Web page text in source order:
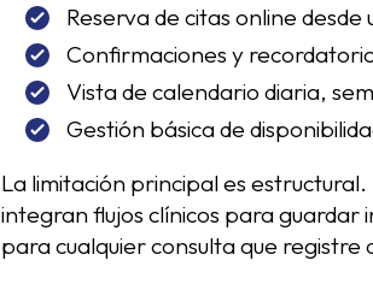
Reserva de citas online
Confirmaciones y
Vista de calendario diaria,
Gestión básica de
La limitación principal es
integran flujos clínicos para guardar
para cualquier consulta que registre